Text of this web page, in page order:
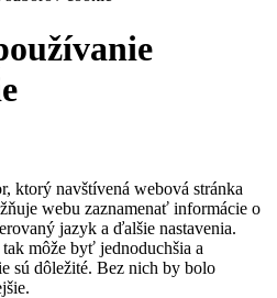
ktorý navštívená webová stránka
webu zaznamenať informácie o
jazyk a ďalšie nastavenia.
môže byť jednoduchšia a
sú dôležité. Bez nich by bolo